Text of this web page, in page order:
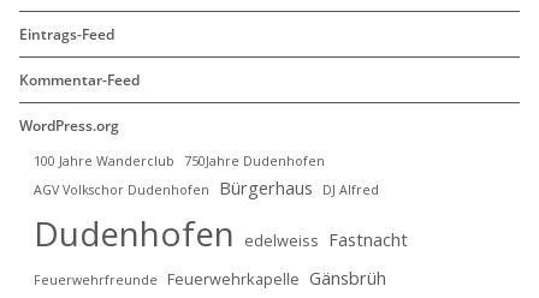
Eintrags-Feed
Kommentar-Feed
WordPress.org
100 Jahre Wanderclub
750Jahre Dudenhofen
AGV Volkschor Dudenhofen
Bürgerhaus DJ Alfred
Dudenhofen edelweiss Fastnacht
Feuerwehrfreunde Feuerwehrkapelle Gänsbrüh